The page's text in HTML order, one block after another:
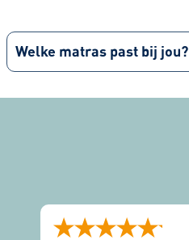
Welke matras past bij jou?